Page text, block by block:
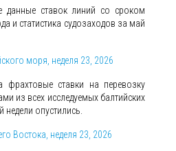
данные ставок линий со сроком
и статистика судозаходов за май
моря, неделя 23, 2026
фрахтовые ставки на перевозку
из всех исследуемых балтийских
опустились.
Востока, неделя 23, 2026